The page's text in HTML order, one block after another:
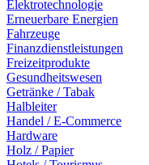
Elektrotechnologie
Erneuerbare Energien
Fahrzeuge
Finanzdienstleistungen
Freizeitprodukte
Gesundheitswesen
Getränke / Tabak
Halbleiter
Handel / E-Commerce
Hardware
Holz / Papier